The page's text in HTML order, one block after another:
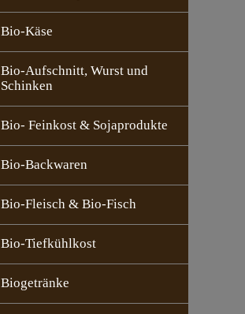
Bio-Käse
Bio-Aufschnitt, Wurst und
Schinken
Bio- Feinkost & Sojaprodukte
Bio-Backwaren
Bio-Fleisch & Bio-Fisch
Bio-Tiefkühlkost
Biogetränke